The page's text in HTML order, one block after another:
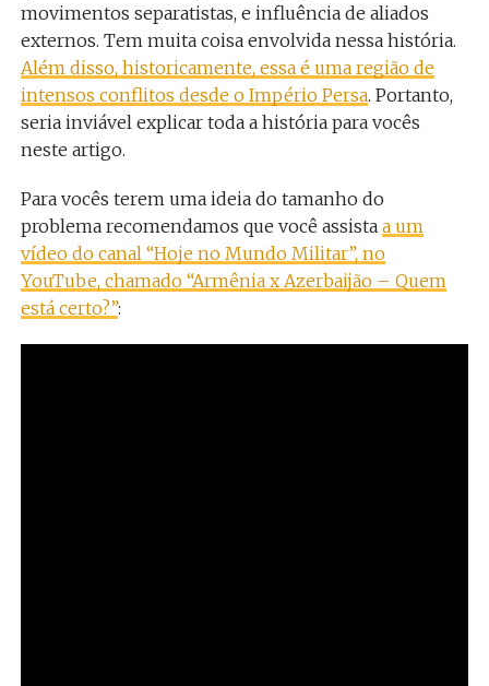
movimentos separatistas, e influência de aliados
externos. Tem muita coisa envolvida nessa história.
Além disso, historicamente, essa é uma região de
intensos conflitos desde o Império Persa. Portanto,
seria inviável explicar toda a história para vocês
neste artigo.
Para vocês terem uma ideia do tamanho do
problema recomendamos que você assista a um
vídeo do canal “Hoje no Mundo Militar”, no
YouTube, chamado “Armênia x Azerbaijão – Quem
está certo?”: